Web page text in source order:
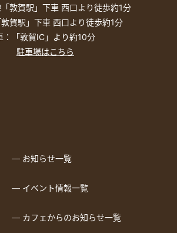
敦賀駅」下車 西口より徒歩約1分
賀駅」下車 西口より徒歩約1分
：「敦賀IC」より約10分
駐車場はこちら
― お知らせ一覧
― イベント情報一覧
― カフェからのお知らせ一覧